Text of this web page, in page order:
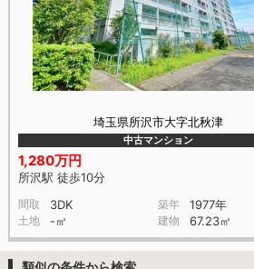
埼玉県所沢市大字北秋津
中古マンション
1,280万円
所沢駅 徒歩10分
間取 3DK 築年 1977年
土地 -㎡ 建物 67.23㎡